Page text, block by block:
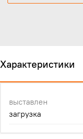
Характеристики
выставлен
загрузка